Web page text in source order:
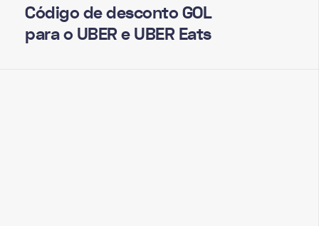
Código de desconto GOL
para o UBER e UBER Eats